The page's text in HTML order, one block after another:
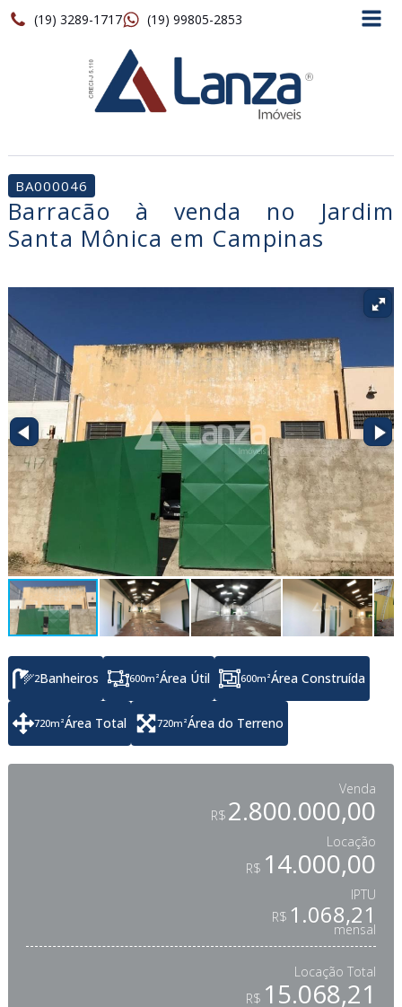
(19) 3289-1717 (19) 99805-2853
BA000046
Barracão à venda no Jardim
Santa Mônica em Campinas
2Banheiros 600m²Área Útil 600m²Área Construída
720m²Área Total 720m²Área do Terreno
Venda
R$ 2.800.000,00
Locação
R$ 14.000,00
IPTU
R$ 1.068,21
mensal
Locação Total
R$ 15.068,21